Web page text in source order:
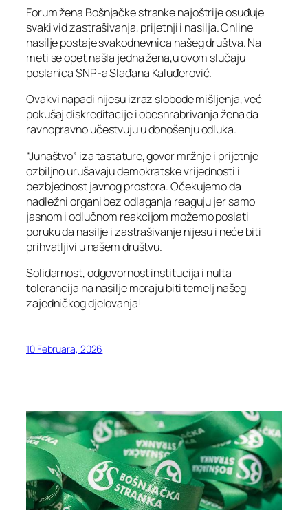
Forum žena Bošnjačke stranke najoštrije osuđuje
svaki vid zastrašivanja, prijetnji i nasilja. Online
nasilje postaje svakodnevnica našeg društva. Na
meti se opet našla jedna žena,u ovom slučaju
poslanica SNP-a Slađana Kaluđerović.
Ovakvi napadi nijesu izraz slobode mišljenja, već
pokušaj diskreditacije i obeshrabrivanja žena da
ravnopravno učestvuju u donošenju odluka.
“Junaštvo” iza tastature, govor mržnje i prijetnje
ozbiljno urušavaju demokratske vrijednosti i
bezbjednost javnog prostora. Očekujemo da
nadležni organi bez odlaganja reaguju jer samo
jasnom i odlučnom reakcijom možemo poslati
poruku da nasilje i zastrašivanje nijesu i neće biti
prihvatljivi u našem društvu.
Solidarnost, odgovornost institucija i nulta
tolerancija na nasilje moraju biti temelj našeg
zajedničkog djelovanja!
10 Februara, 2026